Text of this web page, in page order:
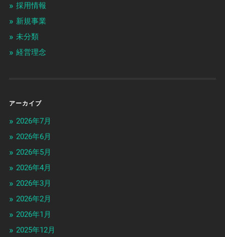
採用情報
新規事業
未分類
経営理念
アーカイブ
2026年7月
2026年6月
2026年5月
2026年4月
2026年3月
2026年2月
2026年1月
2025年12月